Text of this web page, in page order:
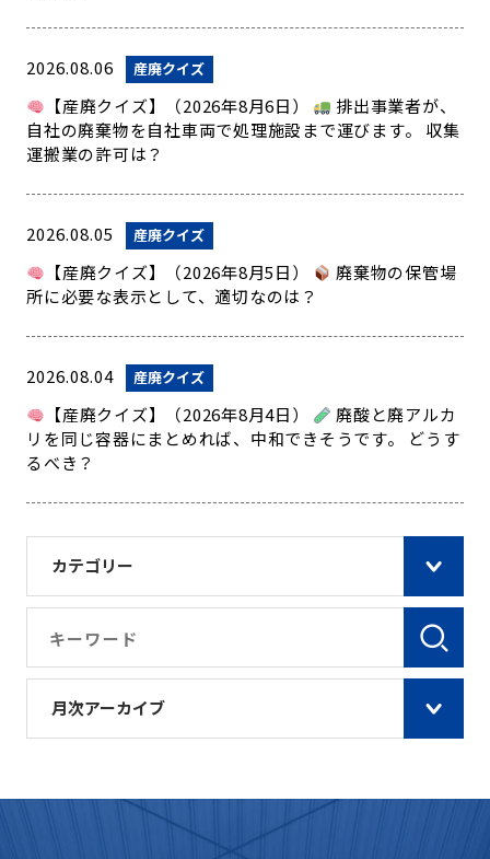
カテゴリー
月次アーカイブ
2026.08.06 産廃クイズ
【産廃クイズ】（2026年8月6日）
排出事業者が、
自社の廃棄物を自社車両で処理施設まで運びます。 収集
運搬業の許可は？
2026.08.05 産廃クイズ
【産廃クイズ】（2026年8月5日）
廃棄物の保管場
所に必要な表示として、適切なのは？
2026.08.04 産廃クイズ
【産廃クイズ】（2026年8月4日）
廃酸と廃アルカ
リを同じ容器にまとめれば、中和できそうです。 どうす
るべき？